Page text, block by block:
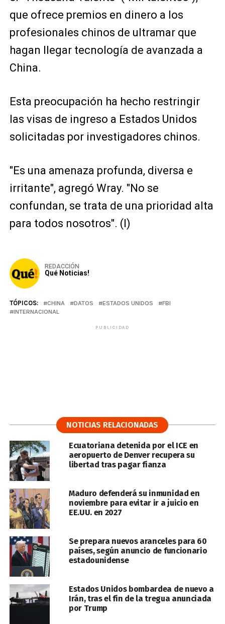
que ofrece premios en dinero a los
profesionales chinos de ultramar que
hagan llegar tecnología de avanzada a
China.
Esta preocupación ha hecho restringir
las visas de ingreso a Estados Unidos
solicitadas por investigadores chinos.
"Es una amenaza profunda, diversa e
irritante", agregó Wray. "No se
confundan, se trata de una prioridad alta
para todos nosotros". (I)
REDACCIÓN
Qué Noticias!
TÓPICOS: CHINA DATOS ESTADOS UNIDOS
FBI
INTERNACIONAL
PUBLICIDAD
NOTICIAS RELACIONADAS
Ecuatoriana detenida por el ICE en
aeropuerto de Denver recupera su
libertad tras pagar fianza
Maduro defenderá su inmunidad en
noviembre para evitar ir a juicio en
EE.UU. en 2027
Se prepara nuevos aranceles para 60
países, según anuncio de funcionario
estadounidense
Estados Unidos bombardea de nuevo a
Irán, tras el fin de la tregua anunciada
por Trump